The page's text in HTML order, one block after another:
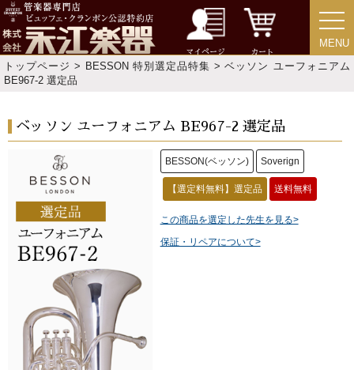
マイページ カート
MENU
MENU
トップページ > BESSON 特別選定品特集 > ベッソン ユーフォニアム
BE967-2 選定品
ベッソン ユーフォニアム BE967-2 選定品
BESSON(ベッソン) Soverign
【選定料無料】選定品 送料無料
この商品を選定した先生を見る>
保証・リペアについて>